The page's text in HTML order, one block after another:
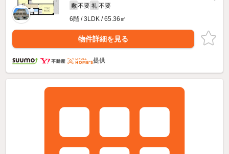
敷 不要 礼 不要
6階 / 3LDK / 65.36㎡
物件詳細を見る
提供